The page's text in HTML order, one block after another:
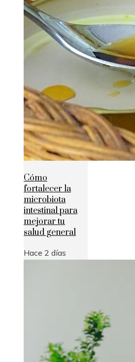
Cómo
fortalecer la
microbiota
intestinal para
mejorar tu
salud general
Hace 2 días